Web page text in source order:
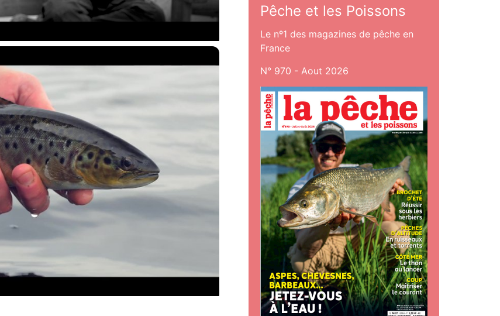
Pêche et les Poissons
Le nº1 des magazines de pêche en
France
N° 970 - Aout 2026